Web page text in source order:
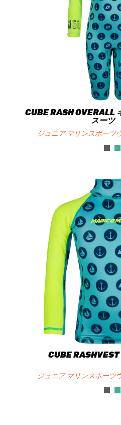
CUBE RASH OVERALL
スーツ
ジュニア マリンスポーツ
CUBE
ジュニア マリンスポーツ